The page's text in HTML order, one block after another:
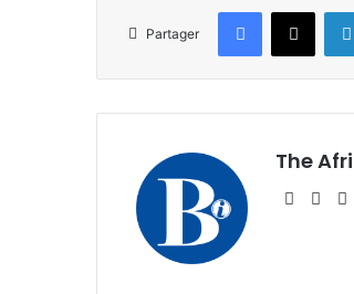
Partager
Facebook
X
The
Website